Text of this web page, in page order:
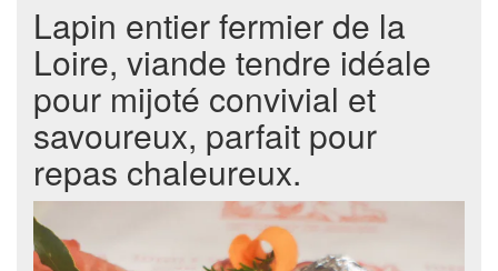
Lapin entier fermier de la
Loire, viande tendre idéale
pour mijoté convivial et
savoureux, parfait pour
repas chaleureux.